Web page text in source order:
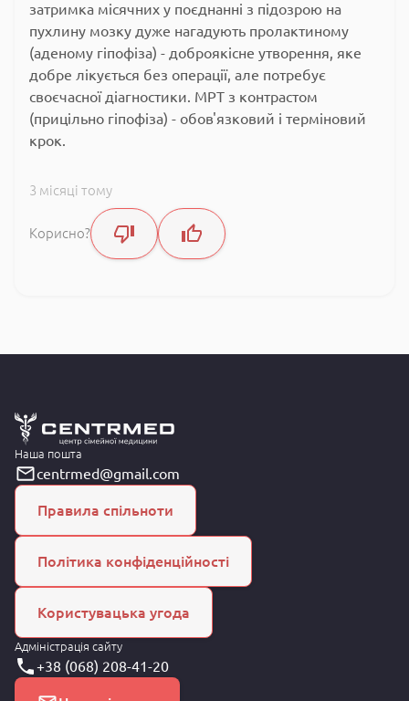
затримка місячних у поєднанні з підозрою на
пухлину мозку дуже нагадують пролактиному
(аденому гіпофіза) - доброякісне утворення, яке
добре лікується без операції, але потребує
своєчасної діагностики. МРТ з контрастом
(прицільно гіпофіза) - обов'язковий і терміновий
крок.
3 місяці тому
Корисно?
Наша пошта
centrmed@gmail.com
Правила спільноти
Політика конфіденційності
Користувацька угода
Адміністрація сайту
+38 (068) 208-41-20